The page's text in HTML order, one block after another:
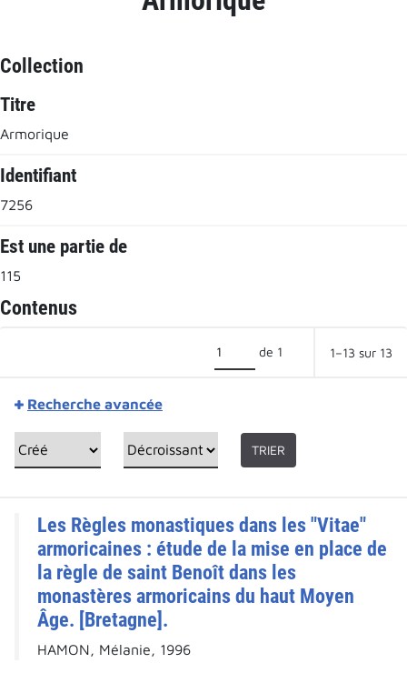
Collection
Titre
Armorique
Identifiant
7256
Est une partie de
115
Contenus
de 1 1–13 sur 13
Recherche avancée
TRIER
Les Règles monastiques dans les "Vitae"
armoricaines : étude de la mise en place de
la règle de saint Benoît dans les
monastères armoricains du haut Moyen
Âge. [Bretagne].
HAMON, Mélanie, 1996